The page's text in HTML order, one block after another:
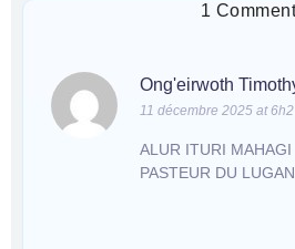
1
Ong'eirwoth
11 décembre 2025 at
ALUR ITURI MAHAGI
PASTEUR DU